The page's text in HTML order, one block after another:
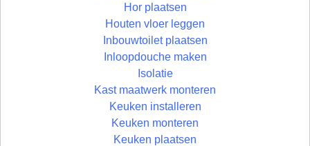
Hor plaatsen
Houten vloer leggen
Inbouwtoilet plaatsen
Inloopdouche maken
Isolatie
Kast maatwerk monteren
Keuken installeren
Keuken monteren
Keuken plaatsen